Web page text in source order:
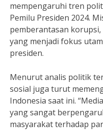
mempengaruhi tren
Pemilu Presiden 2024.
pemberantasan
yang menjadi fokus
presiden.
Menurut analis politik
sosial juga turut
Indonesia saat ini.
yang sangat
masyarakat terhadap